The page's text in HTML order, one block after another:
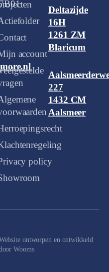
account
policy
Deltazijde
16H
1261 ZM
Blaricum
227
1432 CM
Aalsmeer
ontworpen en ontwikkeld
Wooms